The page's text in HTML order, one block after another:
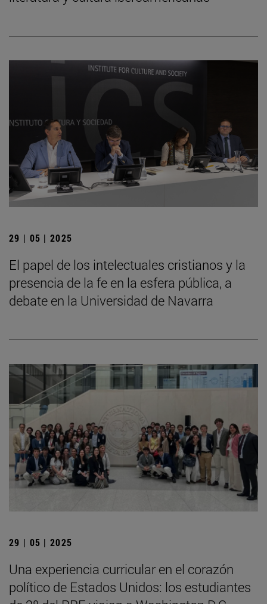
29 | 05 | 2025
El papel de los intelectuales cristianos y la
presencia de la fe en la esfera pública, a
debate en la Universidad de Navarra
29 | 05 | 2025
Una experiencia curricular en el corazón
político de Estados Unidos: los estudiantes